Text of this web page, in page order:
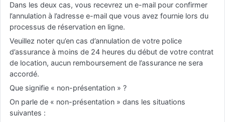
Dans les deux cas, vous recevrez un e-mail pour confirmer
l’annulation à l’adresse e-mail que vous avez fournie lors du
processus de réservation en ligne.
Veuillez noter qu’en cas d’annulation de votre police
d’assurance à moins de 24 heures du début de votre contrat
de location, aucun remboursement de l’assurance ne sera
accordé.
Que signifie « non-présentation » ?
On parle de « non-présentation » dans les situations
suivantes :